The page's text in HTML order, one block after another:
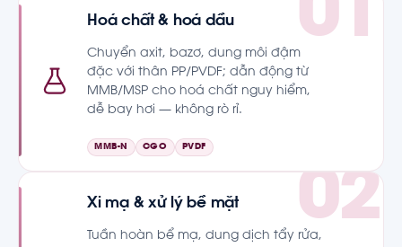
Hoá chất & hoá dầu
Chuyển axit, bazơ, dung môi đậm
đặc với thân PP/PVDF; dẫn động từ
MMB/MSP cho hoá chất nguy hiểm,
dễ bay hơi — không rò rỉ.
MMB-N CGO PVDF
Xi mạ & xử lý bề mặt
Tuần hoàn bể mạ, dung dịch tẩy rửa,